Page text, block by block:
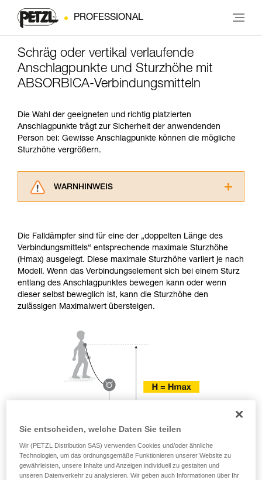
PROFESSIONAL
Schräg oder vertikal verlaufende
Anschlagpunkte und Sturzhöhe mit
ABSORBICA-Verbindungsmitteln
Die Wahl der geeigneten und richtig platzierten
Anschlagpunkte trägt zur Sicherheit der anwendenden
Person bei: Gewisse Anschlagpunkte können die mögliche
Sturzhöhe vergrößern.
WARNHINWEIS
aufmerksam durch, bevor Sie diesen zu Rate
ziehen. Um diese Zusatzinformationen
verstehen zu können, müssen Sie zuerst die in
der Gebrauchsanweisung enthaltenen
Informationen richtig verstanden haben.
Die Beherrschung dieser Techniken setzt eine
entsprechende Ausbildung und ein spezielles
Vorgang alleine sicher zu wiederholen, bevor
Sie ihn eigenständig durchführen.
Wir geben Beispiele für die mit Ihrer Aktivität
verbundenen Techniken. Möglicherweise gibt es
noch andere Techniken, die hier nicht
Die Falldämpfer sind für eine der „doppelten Länge des
Verbindungsmittels“ entsprechende maximale Sturzhöhe
(Hmax) ausgelegt. Diese maximale Sturzhöhe variiert je nach
Modell. Wenn das Verbindungselement sich bei einem Sturz
entlang des Anschlagpunktes bewegen kann oder wenn
dieser selbst beweglich ist, kann die Sturzhöhe den
zulässigen Maximalwert übersteigen.
Sie entscheiden, welche Daten Sie teilen
Wir (PETZL Distribution SAS) verwenden Cookies und/oder ähnliche
Technologien, um das ordnungsgemäße Funktionieren unserer Website zu
gewährleisten, unsere Inhalte und Anzeigen individuell zu gestalten und
unseren Datenverkehr zu analysieren. Wir geben auch Informationen über Ihr